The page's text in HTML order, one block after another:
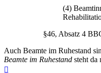
(4)
§46, Absatz 4
Auch Beamte im Ruhestand
Beamte im Ruhestand steht da